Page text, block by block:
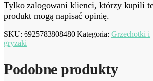
Tylko zalogowani klienci, którzy kupili
produkt mogą napisać opinię.
SKU: 6925783808480 Kategoria: Grzechotki i
gryzaki
Podobne produkty